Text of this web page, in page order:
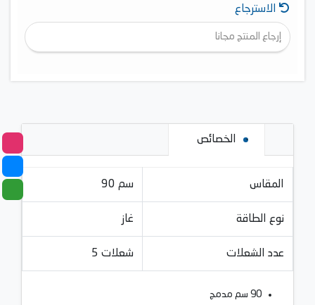
الاسترجاع
إرجاع المنتج مجانا
الخصائص
المقاس 90 سم
نوع الطاقة غاز
عدد الشعلات 5 شعلات
90 سم مدمج